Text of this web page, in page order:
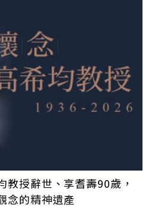
教授辭世、享耆壽90歲，
念的精神遺產